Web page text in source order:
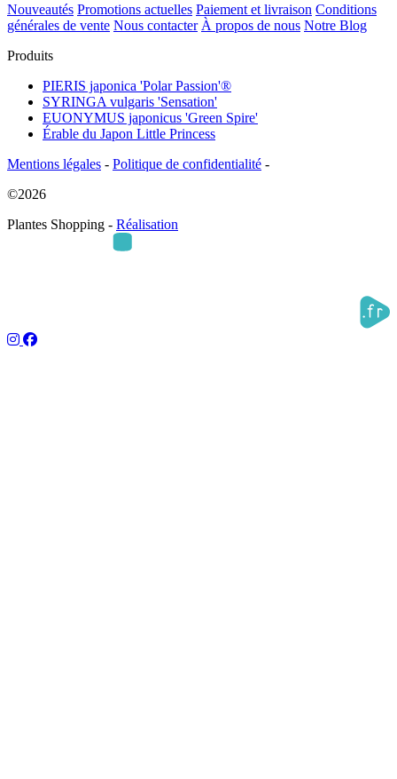
Nouveautés Promotions actuelles Paiement et livraison Conditions
générales de vente Nous contacter À propos de nous Notre Blog
Produits
PIERIS japonica 'Polar Passion'®
SYRINGA vulgaris 'Sensation'
EUONYMUS japonicus 'Green Spire'
Érable du Japon Little Princess
Mentions légales - Politique de confidentialité -
©2026
Plantes Shopping - Réalisation